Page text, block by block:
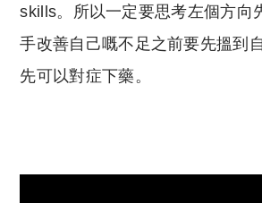
skills。所以一定要思考左個方向
手改善自己嘅不足之前要先搵到
先可以對症下藥。